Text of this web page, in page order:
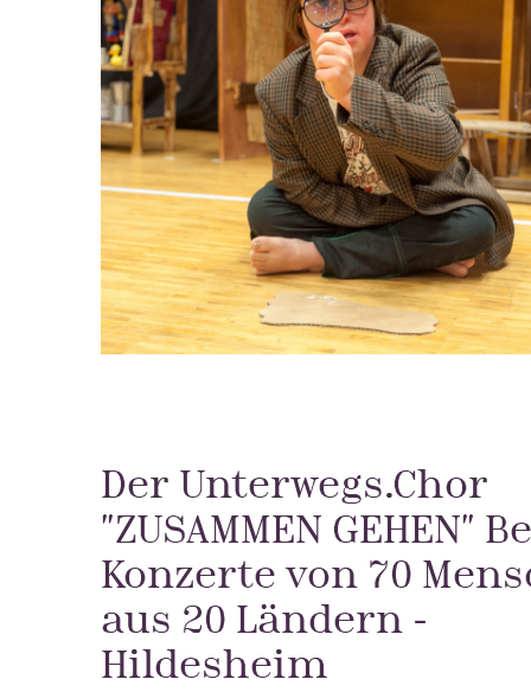
Der Unterwegs.Chor
"ZUSAMMEN GEHEN"
Konzerte von 70
aus 20 Ländern -
Hildesheim